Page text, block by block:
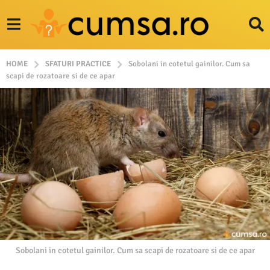
HOME SFATURI PRACTICE
Sobolani in cotetul gainilor. Cum sa
scapi de rozatoare si de ce apar
Sobolani in cotetul gainilor. Cum sa scapi de rozatoare si de ce apar